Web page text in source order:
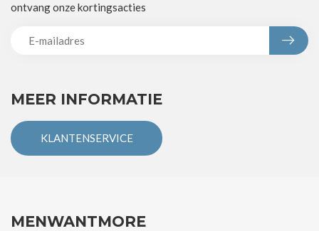
MEER INFORMATIE
KLANTENSERVICE
ontvang onze kortingsacties
MENWANTMORE